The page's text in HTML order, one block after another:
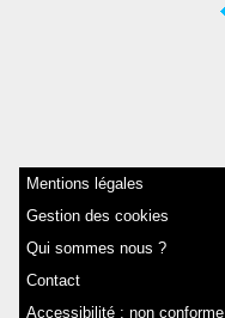
Mentions légales
Gestion des cookies
Qui sommes nous ?
Contact
Accessibilité : non conforme